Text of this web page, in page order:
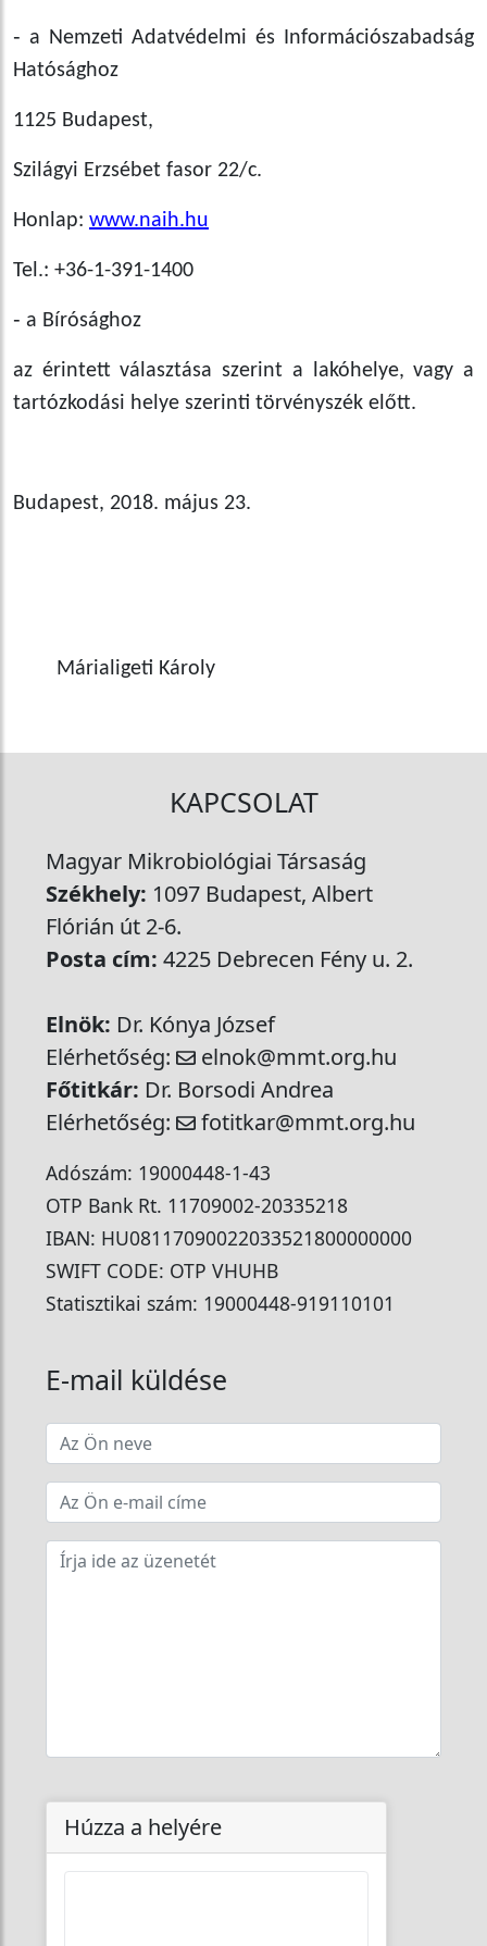
‑ a Nemzeti Adatvédelmi és Információszabadság
Hatósághoz
1125 Budapest,
Szilágyi Erzsébet fasor 22/c.
Honlap: www.naih.hu
Tel.: +36-1-391-1400
‑ a Bírósághoz
az érintett választása szerint a lakóhelye, vagy a
tartózkodási helye szerinti törvényszék előtt.
Budapest, 2018. május 23.
Márialigeti Károly
KAPCSOLAT
Magyar Mikrobiológiai Társaság
Székhely: 1097 Budapest, Albert
Flórián út 2-6.
Posta cím: 4225 Debrecen Fény u. 2.
Elnök: Dr. Kónya József
Elérhetőség:
elnok@mmt.org.hu
Főtitkár: Dr. Borsodi Andrea
Elérhetőség:
fotitkar@mmt.org.hu
Adószám: 19000448-1-43
OTP Bank Rt. 11709002-20335218
IBAN: HU08117090022033521800000000
SWIFT CODE: OTP VHUHB
Statisztikai szám: 19000448-919110101
E-mail küldése
Húzza a helyére